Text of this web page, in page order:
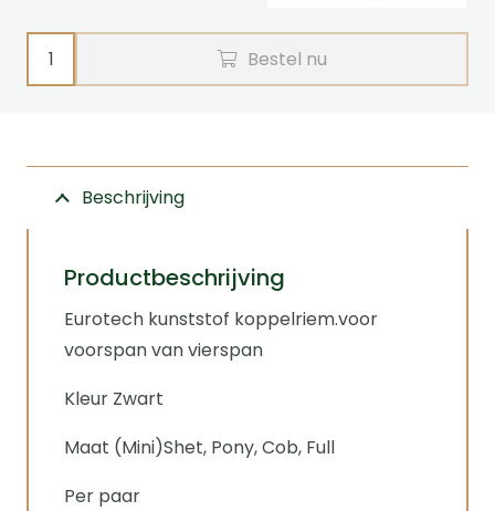
Koppelriem
voor
eurotech
aantal
Bestel nu
Beschrijving
Productbeschrijving
Eurotech kunststof koppelriem.voor
voorspan van vierspan
Kleur Zwart
Maat (Mini)Shet, Pony, Cob, Full
Per paar